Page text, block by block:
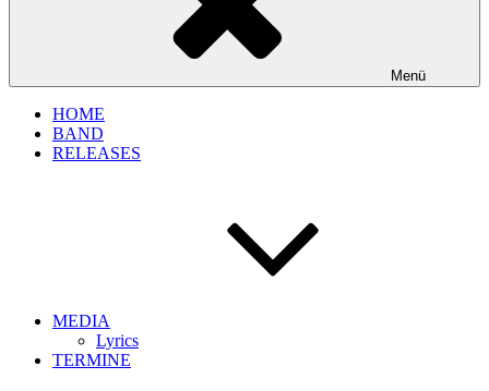
Menü
HOME
BAND
RELEASES
MEDIA
Lyrics
TERMINE